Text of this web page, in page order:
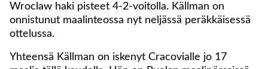
Wroclaw haki pisteet 4-2-voitolla. Källman on
onnistunut maalinteossa nyt neljässä peräkkäisessä
ottelussa.
Yhteensä Källman on iskenyt Cracovialle jo 17